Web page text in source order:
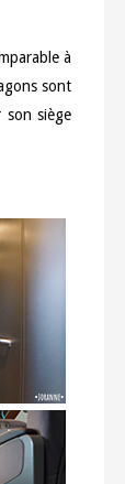
à
sont
son siège